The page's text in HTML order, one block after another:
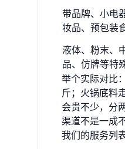
带品牌、小电
妆品、预包装
液体、粉末、
品、仿牌等特
举个实际对比
斤；火锅底料
会贵不少，分
渠道不是一成
我们的服务列